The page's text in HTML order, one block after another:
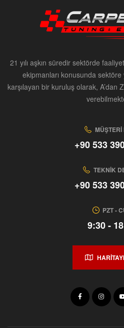
21 yılı aşkın süredir sektörde
ekipmanları konusunda sektöre
karşılayan bir kuruluş olarak, A’dan
MÜŞTERI
+90 533
TEKNIK
+90 533
PZT -
9:30 -